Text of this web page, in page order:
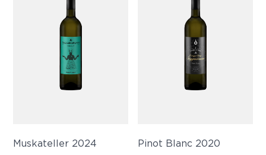
Muskateller 2024 Pinot Blanc 2020